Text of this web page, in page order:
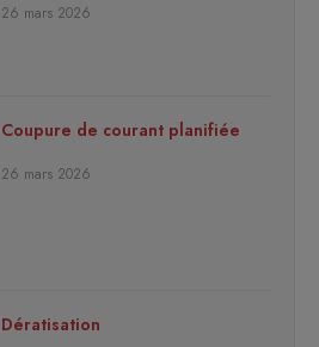
26 mars 2026
Coupure de courant planifiée
26 mars 2026
Dératisation